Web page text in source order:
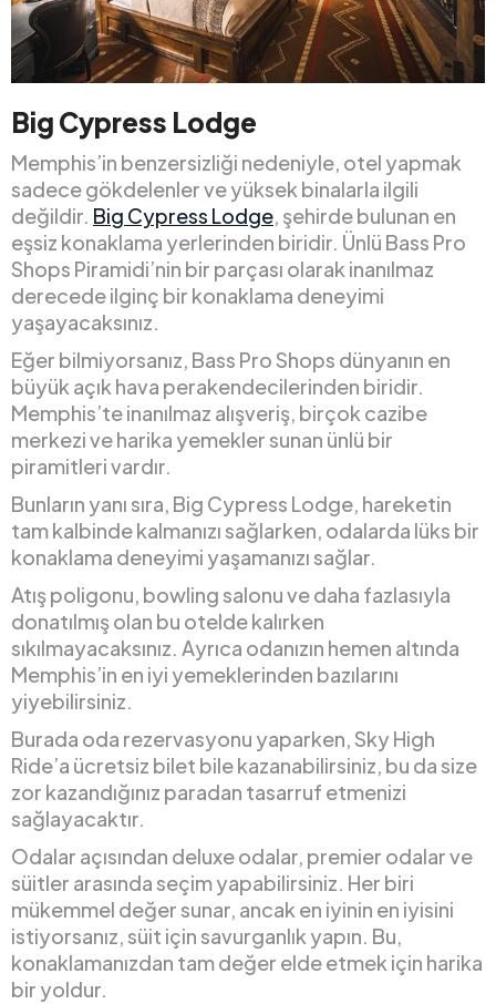
Big Cypress Lodge
Memphis’in benzersizliği nedeniyle, otel yapmak
sadece gökdelenler ve yüksek binalarla ilgili
değildir. Big Cypress Lodge, şehirde bulunan en
eşsiz konaklama yerlerinden biridir. Ünlü Bass Pro
Shops Piramidi’nin bir parçası olarak inanılmaz
derecede ilginç bir konaklama deneyimi
yaşayacaksınız.
Eğer bilmiyorsanız, Bass Pro Shops dünyanın en
büyük açık hava perakendecilerinden biridir.
Memphis’te inanılmaz alışveriş, birçok cazibe
merkezi ve harika yemekler sunan ünlü bir
piramitleri vardır.
Bunların yanı sıra, Big Cypress Lodge, hareketin
tam kalbinde kalmanızı sağlarken, odalarda lüks bir
konaklama deneyimi yaşamanızı sağlar.
Atış poligonu, bowling salonu ve daha fazlasıyla
donatılmış olan bu otelde kalırken
sıkılmayacaksınız. Ayrıca odanızın hemen altında
Memphis’in en iyi yemeklerinden bazılarını
yiyebilirsiniz.
Burada oda rezervasyonu yaparken, Sky High
Ride’a ücretsiz bilet bile kazanabilirsiniz, bu da size
zor kazandığınız paradan tasarruf etmenizi
sağlayacaktır.
Odalar açısından deluxe odalar, premier odalar ve
süitler arasında seçim yapabilirsiniz. Her biri
mükemmel değer sunar, ancak en iyinin en iyisini
istiyorsanız, süit için savurganlık yapın. Bu,
konaklamanızdan tam değer elde etmek için harika
bir yoldur.